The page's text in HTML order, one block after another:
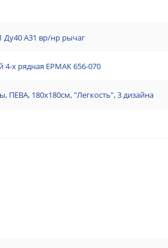
Ду40 А31 вр/нр рычаг
4-х рядная ЕРМАК 656-070
ПЕВА, 180x180см, "Легкость", 3 дизайна